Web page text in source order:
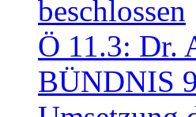
beschlossen
Ö 11.3: Dr.
BÜNDNIS